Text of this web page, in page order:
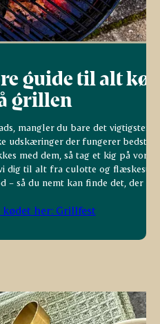
guide til alt
grillen
mangler du bare det vigtigste:
udskæringer der fungerer bedst på
med dem, så tag et kig på vores
dig til alt fra culotte og flæskesteg
– så du nemt kan finde det, der
her: Grillfest